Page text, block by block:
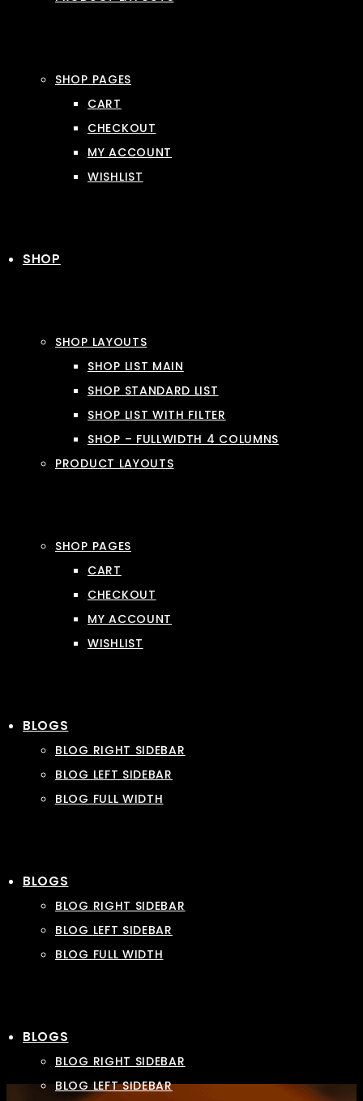
SHOP PAGES
CART
CHECKOUT
MY ACCOUNT
WISHLIST
SHOP
SHOP LAYOUTS
SHOP LIST MAIN
SHOP STANDARD LIST
SHOP LIST WITH FILTER
SHOP – FULLWIDTH 4 COLUMNS
PRODUCT LAYOUTS
SHOP PAGES
CART
CHECKOUT
MY ACCOUNT
WISHLIST
BLOGS
BLOG RIGHT SIDEBAR
BLOG LEFT SIDEBAR
BLOG FULL WIDTH
BLOGS
BLOG RIGHT SIDEBAR
BLOG LEFT SIDEBAR
BLOG FULL WIDTH
BLOGS
BLOG RIGHT SIDEBAR
BLOG LEFT SIDEBAR